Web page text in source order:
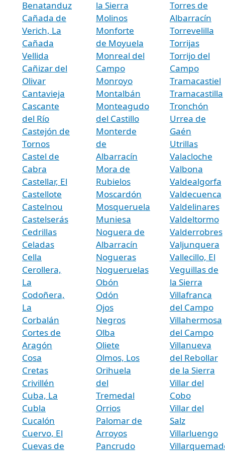
Benatanduz
Cañada de
Verich, La
Cañada
Vellida
Cañizar del
Olivar
Cantavieja
Cascante
del Río
Castejón de
Tornos
Castel de
Cabra
Castellar, El
Castellote
Castelnou
Castelserás
Cedrillas
Celadas
Cella
Cerollera,
La
Codoñera,
La
Corbalán
Cortes de
Aragón
Cosa
Cretas
Crivillén
Cuba, La
Cubla
Cucalón
Cuervo, El
Cuevas de
la Sierra
Molinos
Monforte
de Moyuela
Monreal del
Campo
Monroyo
Montalbán
Monteagudo
del Castillo
Monterde
de
Albarracín
Mora de
Rubielos
Moscardón
Mosqueruela
Muniesa
Noguera de
Albarracín
Nogueras
Nogueruelas
Obón
Odón
Ojos
Negros
Olba
Oliete
Olmos, Los
Orihuela
del
Tremedal
Orrios
Palomar de
Arroyos
Pancrudo
Torres de
Albarracín
Torrevelilla
Torrijas
Torrijo del
Campo
Tramacastiel
Tramacastilla
Tronchón
Urrea de
Gaén
Utrillas
Valacloche
Valbona
Valdealgorfa
Valdecuenca
Valdelinares
Valdeltormo
Valderrobres
Valjunquera
Vallecillo, El
Veguillas de
la Sierra
Villafranca
del Campo
Villahermosa
del Campo
Villanueva
del Rebollar
de la Sierra
Villar del
Cobo
Villar del
Salz
Villarluengo